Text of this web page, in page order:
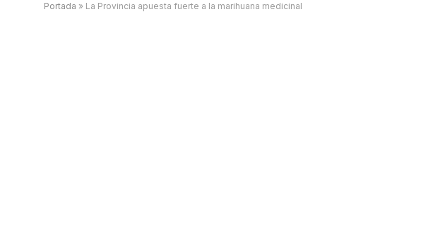
Portada » La Provincia apuesta fuerte a la marihuana medicinal